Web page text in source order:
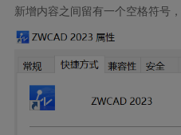
新增内容之间留有一个空格符号